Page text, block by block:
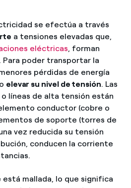
se efectúa a través
a tensiones elevadas que,
eléctricas, forman
poder transportar la
pérdidas de energía
elevar su nivel de tensión. Las
líneas de alta tensión están
conductor (cobre o
de soporte (torres de
vez reducida su tensión
conducen la corriente
mallada, lo que significa